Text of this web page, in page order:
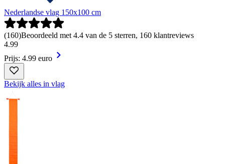
Nederlandse vlag 150x100 cm
(160)Beoordeeld met 4.4 van de 5 sterren, 160 klantreviews
4.99
Prijs: 4.99 euro
Bekijk alles in vlag